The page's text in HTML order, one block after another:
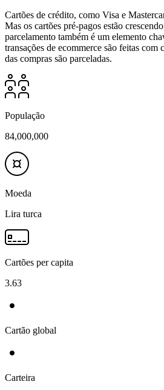
Cartões de crédito, como Visa e
Mas os cartões pré-pagos estão
parcelamento também é um elemento
transações de ecommerce são feitas com
das compras são parceladas.
População
84,000,000
Moeda
Lira turca
Cartões per capita
3.63
Cartão global
Carteira